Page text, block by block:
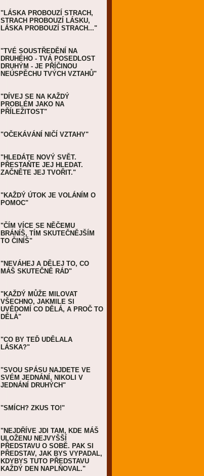
"LÁSKA PROBOUZÍ STRACH,
STRACH PROBOUZÍ LÁSKU,
LÁSKA PROBOUZÍ STRACH..."
"TVÉ SOUSTŘEDĚNÍ NA
DRUHÉHO - TVÁ POSEDLOST
DRUHÝM - JE PŘÍČINOU
NEÚSPĚCHU TVÝCH VZTAHŮ"
"DÍVEJ SE NA KAŽDÝ
PROBLÉM JAKO NA
PŘÍLEŽITOST"
"OČEKÁVÁNÍ NIČÍ VZTAHY"
"HLEDÁTE NOVÝ SVĚT.
PŘESTAŇTE JEJ HLEDAT.
ZAČNĚTE JEJ TVOŘIT."
"KAŽDÝ ÚTOK JE VOLÁNÍM O
POMOC"
"ČÍM VÍCE SE NĚČEMU
BRÁNÍŠ, TÍM SKUTEČNĚJŠÍM
TO ČINÍŠ"
"NEVÁHEJ A DĚLEJ TO, CO
MÁŠ SKUTEČNĚ RÁD"
"KAŽDÝ MŮŽE MILOVAT
VŠECHNO, JAKMILE SI
UVĚDOMÍ CO DĚLÁ, A PROČ TO
DĚLÁ"
"CO BY TEĎ UDĚLALA
LÁSKA?"
"SVOU SPÁSU NAJDETE VE
SVÉM JEDNÁNÍ, NIKOLI V
JEDNÁNÍ DRUHÝCH"
"SMÍCH? ZKUS TO!"
"NEJDŘÍVE JDI TAM, KDE MÁŠ
ULOŽENU NEJVYŠŠÍ
PŘEDSTAVU O SOBĚ. PAK SI
PŘEDSTAV, JAK BYS VYPADAL,
KDYBYS TUTO PŘEDSTAVU
KAŽDÝ DEN NAPLŇOVAL."